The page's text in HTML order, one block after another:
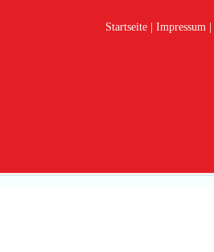
Startseite
Impressum